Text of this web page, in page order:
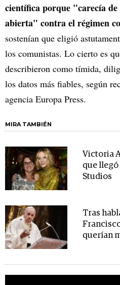
científica porque "carecía
abierta" contra el régimen
sostenían que eligió
los comunistas. Lo cierto es
describieron como tímida,
los datos más fiables, según
agencia Europa Press.
MIRA TAMBIÉN
Victoria
que llegó
Studios
Tras
querían